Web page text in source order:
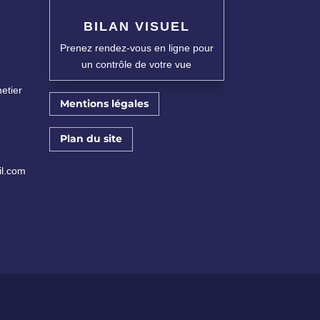
BILAN VISUEL
Prenez rendez-vous en ligne pour
un contrôle de votre vue
Mentions légales
Plan du site